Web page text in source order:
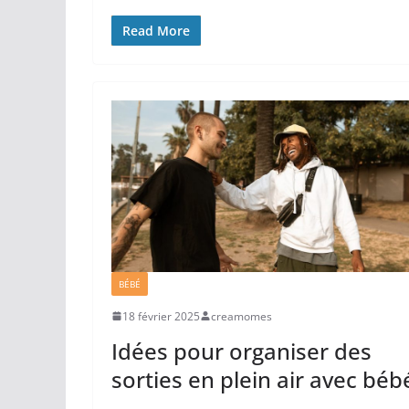
Read More
BÉBÉ
18 février 2025 creamomes
Idées pour organiser des
sorties en plein air avec